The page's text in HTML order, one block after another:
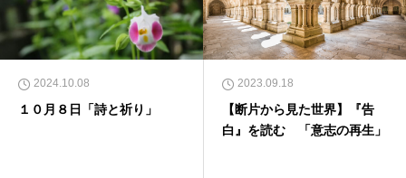
2024.10.08
１０月８日「詩と祈り」
2023.09.18
【断片から見た世界】『告
白』を読む 「意志の再生」